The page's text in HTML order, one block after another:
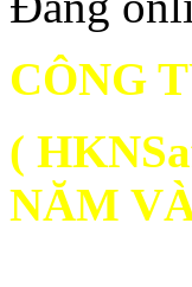
CÔNG
(
NĂM